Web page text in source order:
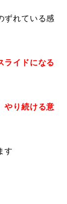
ずれている感
ライドになる
やり続ける意
す